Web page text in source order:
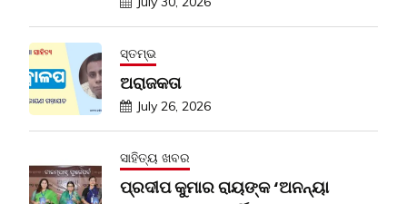
ସ୍ତମ୍ଭ
ଅରାଜକତା
July 26, 2026
ସାହିତ୍ୟ ଖବର
ପ୍ରଦୀପ କୁମାର ରାୟଙ୍କ ‘ଅନନ୍ୟା